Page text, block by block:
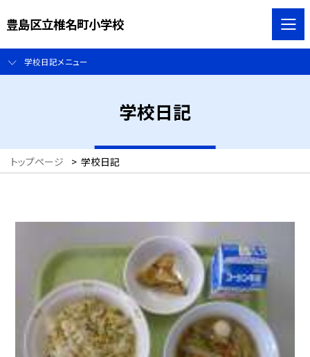
豊島区立椎名町小学校
学校日記メニュー
学校日記
トップページ > 学校日記